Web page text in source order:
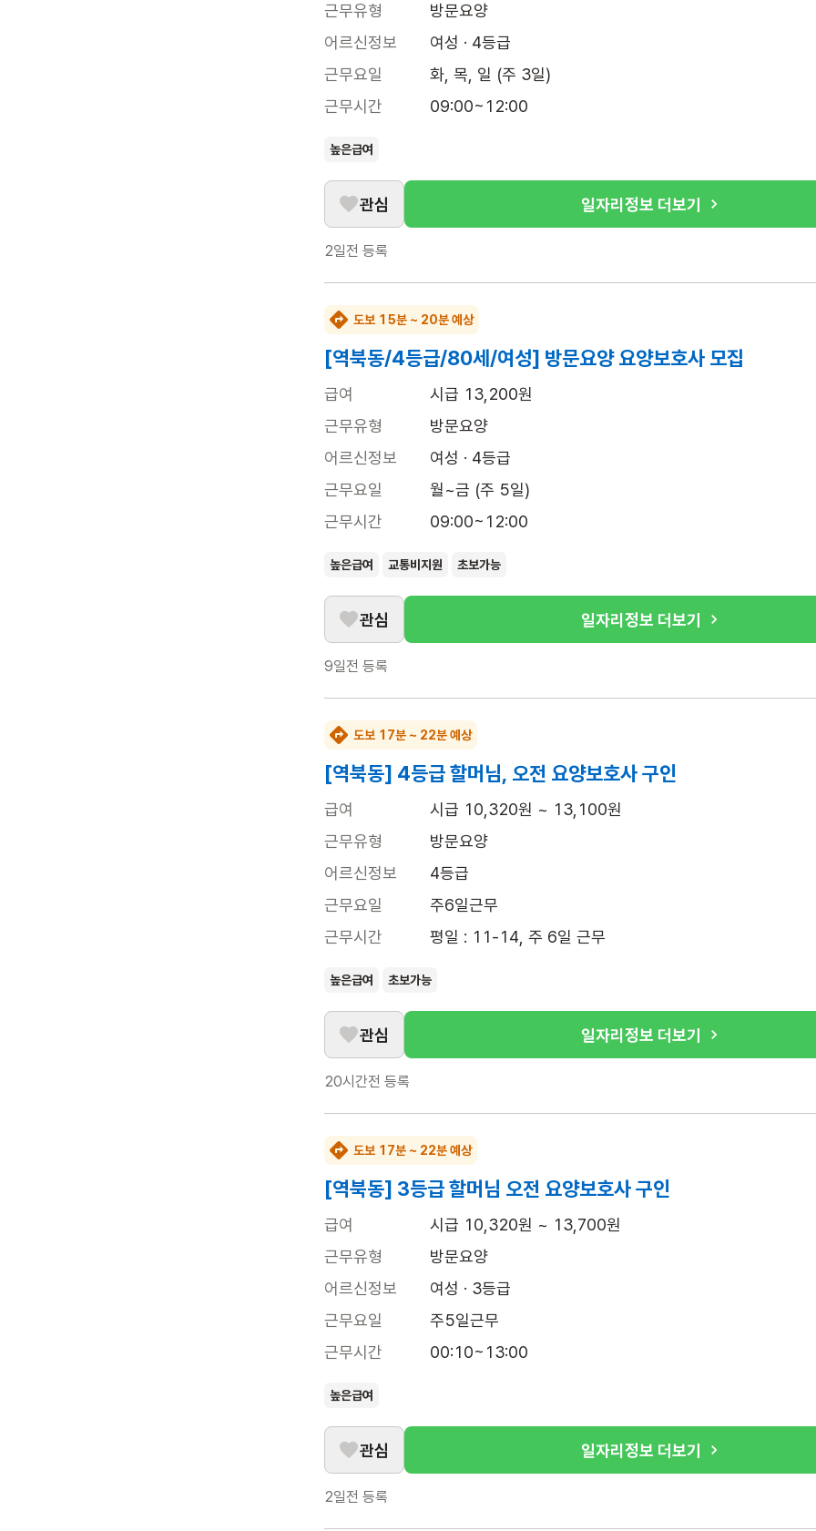
근무유형
방문요양
어르신정보
여성 · 4등급
근무요일
화, 목, 일 (주 3일)
근무시간
09:00~12:00
높은급여
관심 일자리정보 더보기
2일전 등록
도보 15분 ~ 20분 예상
[역북동/4등급/80세/여성] 방문요양 요양보호사 모집
급여
시급 13,200원
근무유형
방문요양
어르신정보
여성 · 4등급
근무요일
월~금 (주 5일)
근무시간
09:00~12:00
높은급여 교통비지원 초보가능
관심 일자리정보 더보기
9일전 등록
도보 17분 ~ 22분 예상
[역북동] 4등급 할머님, 오전 요양보호사 구인
급여
시급 10,320원 ~ 13,100원
근무유형
방문요양
어르신정보
4등급
근무요일
주6일근무
근무시간
평일 : 11-14, 주 6일 근무
높은급여 초보가능
관심 일자리정보 더보기
20시간전 등록
도보 17분 ~ 22분 예상
[역북동] 3등급 할머님 오전 요양보호사 구인
급여
시급 10,320원 ~ 13,700원
근무유형
방문요양
어르신정보
여성 · 3등급
근무요일
주5일근무
근무시간
00:10~13:00
높은급여
관심 일자리정보 더보기
2일전 등록